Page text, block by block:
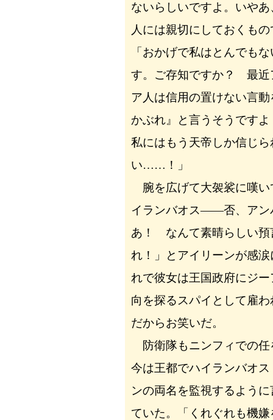
ないらしいですよ。いや
人には親切にしておくも
「おかげで私はとんでも
す。ご存知ですか？ 最近
ア人は信用の置けない言
かぶれ』と言うそうです
私にはもう天帝しか信じら
い……！」
腕を広げて大袈裟に嘆い
イランバオス――否、アン
あ！ なんて素晴らしい預
れ！」とアイリーンが感
れで彼女は王国政府にジ
向を探るスパイとして雇
だからお笑いだ。
防衛隊もニンフィでの任
今は王都でハイランバオ
ンの両名を監視するよう
ていた。「くれぐれも機